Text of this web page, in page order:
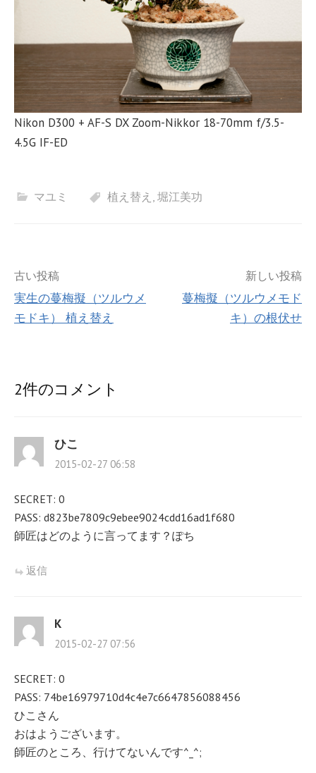
Nikon D300 + AF-S DX Zoom-Nikkor 18-70mm f/3.5-
4.5G IF-ED
マユミ 植え替え 堀江美功
投
稿
ビ
ー
シ
ョ
ン
古い投稿
実生の蔓梅擬（ツルウメ
モドキ） 植え替え
新しい投稿
蔓梅擬（ツルウメモド
キ）の根伏せ
2件のコメント
ひこ
2015-02-27 06:58
SECRET: 0
PASS: d823be7809c9ebee9024cdd16ad1f680
師匠はどのように言ってます？ぽち
返信
K
2015-02-27 07:56
SECRET: 0
PASS: 74be16979710d4c4e7c6647856088456
ひこさん
おはようございます。
師匠のところ、行けてないんです^_^;